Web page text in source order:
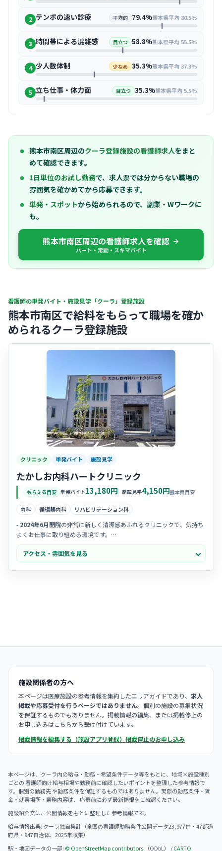
2 テンポの速い診療 平均的 79.4%熊本県平均 80.5%
3 時間帯による混雑感 目立つ 58.8%熊本県平均 55.5%
4 少人数体制 少なめ 35.3%熊本県平均 37.3%
5 立ち仕事・体力面 目立つ 35.3%熊本県平均 5.5%
熊本市南区周辺のクーラ登録施設の看護師求人をまと
めて確認できます。
1日単位のお試し勤務で、求人票では分からない職場の
雰囲気を確かめてから応募できます。
単発・スポットから始められるので、副業・Wワークに
も。
熊本市南区周辺の看護師求人を確認
パート・常勤・スキマバイト
看護師の単発バイト・施設見学「クーラ」登録施設
熊本市南区で給料をもらって職場を確か
められるクーラ登録施設
クリニック 単発バイト 施設見学
たかしお内科ハートクリニック
もらえる目安 単発バイト13,180円 施設見学4,150円熊本県目安
内科 循環器内科 リハビリテーション科
- 2024年6月開院の非常に新しく清潔感あふれるクリニックで、気持ち
よくお仕事に取り組める環境です。
- 院長先生が非常に穏やかで、スタッフを「大切な家族」と考える温か
くアットホームな職場環境です。
-20代から40代のスタッフが中心となって活躍しており、お互いに助
アクセス・雰囲気を見る
施設関係者の方へ
本ページは医療施設の参考情報を集約したエリアガイドであり、 求人
掲載や応募受付を行うページではありません。個別の施設の募集状況
を保証するものでもありません。掲載情報の編集、または掲載停止の
お申し込みはこちらから受け付けています。
掲載情報を編集する（施設アプリ登録） 掲載停止のお申し込み
本ページは、クーラ内の給与・勤務・希望条件データ等をもとに、地域×施設種別
ごとの 看護師向け給与相場や勤務前に確認したいポイントを整理した参考情報で
す。個別の勤務先 や勤務条件を保証するものではありません。実際の勤務条件・賃
金・就業場所・業務内容は、 応募前に必ず最新情報をご確認ください。
施設紹介文は、公開情報をもとに整理した参考情報です。
給与情報出典: クーラ独自集計（全国の看護師勤務条件公開データ23,977件・47都道
府県・947自治体、2025年収集）
駅・地図データの一部: © OpenStreetMap contributors （ODbL） /CARTO